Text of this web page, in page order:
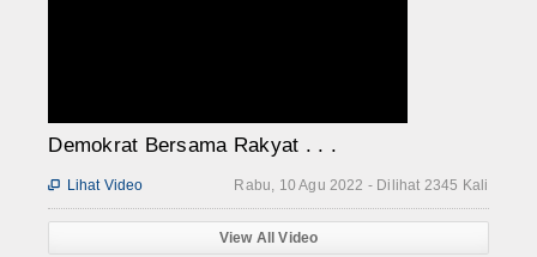
Demokrat Bersama Rakyat . . .
Rabu, 10 Agu 2022 - Dilihat 2345 Kali
 Lihat Video
View All Video